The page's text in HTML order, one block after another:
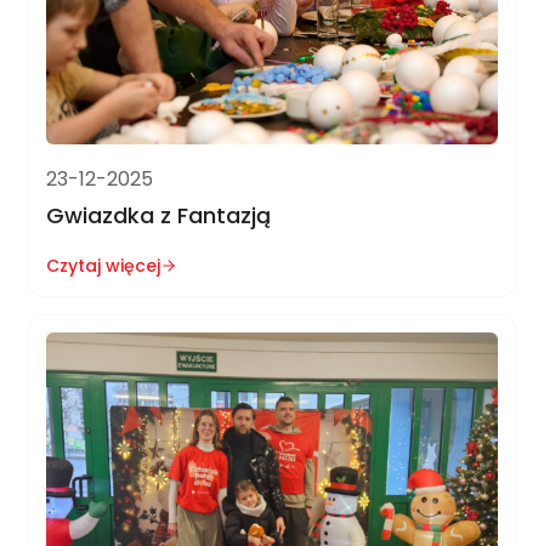
23-12-2025
Gwiazdka z Fantazją
Czytaj więcej